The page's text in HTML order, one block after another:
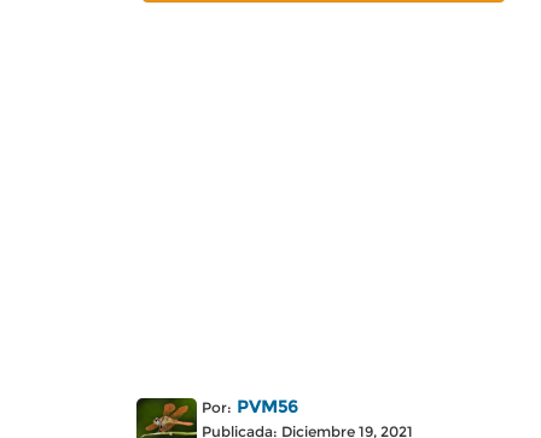
Por: PVM56
Publicada: Diciembre 19, 2021